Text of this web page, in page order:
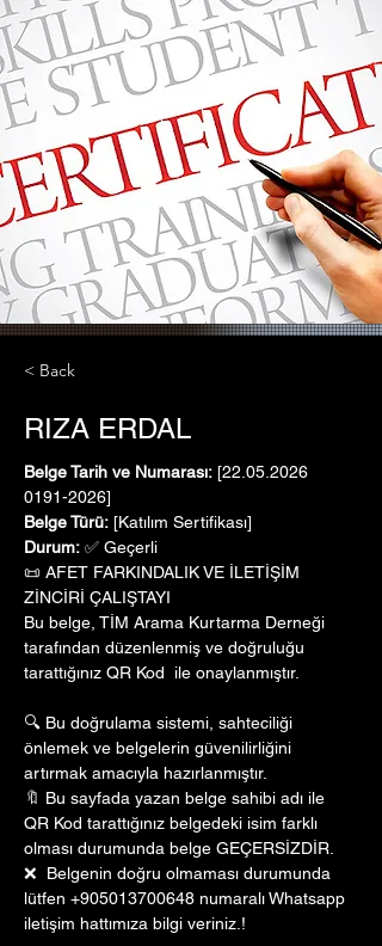
< Back
RIZA ERDAL
Belge Tarih ve Numarası: [22.05.2026
0191-2026]
Belge Türü: [Katılım Sertifikası]
Durum: ✅ Geçerli
📜 AFET FARKINDALIK VE İLETİŞİM
ZİNCİRİ ÇALIŞTAYI
Bu belge, TİM Arama Kurtarma Derneği
tarafından düzenlenmiş ve doğruluğu
tarattığınız QR Kod  ile onaylanmıştır.
🔍 Bu doğrulama sistemi, sahteciliği
önlemek ve belgelerin güvenilirliğini
artırmak amacıyla hazırlanmıştır.
🔖 Bu sayfada yazan belge sahibi adı ile
QR Kod tarattığınız belgedeki isim farklı
olması durumunda belge GEÇERSİZDİR.
❌  Belgenin doğru olmaması durumunda
lütfen +905013700648 numaralı Whatsapp
iletişim hattımıza bilgi veriniz.!